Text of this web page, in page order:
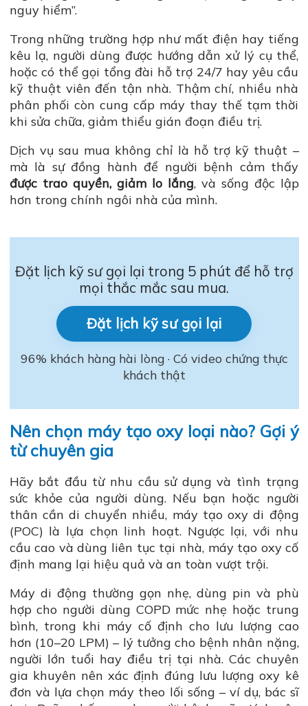
nguy hiểm”.
Trong những trường hợp như mất điện hay tiếng
kêu lạ, người dùng được hướng dẫn xử lý cụ thể,
hoặc có thể gọi tổng đài hỗ trợ 24/7 hay yêu cầu
kỹ thuật viên đến tận nhà. Thậm chí, nhiều nhà
phân phối còn cung cấp máy thay thế tạm thời
khi sửa chữa, giảm thiểu gián đoạn điều trị.
Dịch vụ sau mua không chỉ là hỗ trợ kỹ thuật –
mà là sự đồng hành để người bệnh cảm thấy
được trao quyền, giảm lo lắng, và sống độc lập
hơn trong chính ngôi nhà của mình.
Đặt lịch kỹ sư gọi lại trong 5 phút để hỗ trợ
mọi thắc mắc sau mua.
Đặt lịch kỹ sư gọi lại
96% khách hàng hài lòng · Có video chứng thực
khách thật
Nên chọn máy tạo oxy loại nào? Gợi ý
từ chuyên gia
Hãy bắt đầu từ nhu cầu sử dụng và tình trạng
sức khỏe của người dùng. Nếu bạn hoặc người
thân cần di chuyển nhiều, máy tạo oxy di động
(POC) là lựa chọn linh hoạt. Ngược lại, với nhu
cầu cao và dùng liên tục tại nhà, máy tạo oxy cố
định mang lại hiệu quả và an toàn vượt trội.
Máy di động thường gọn nhẹ, dùng pin và phù
hợp cho người dùng COPD mức nhẹ hoặc trung
bình, trong khi máy cố định cho lưu lượng cao
hơn (10–20 LPM) – lý tưởng cho bệnh nhân nặng,
người lớn tuổi hay điều trị tại nhà. Các chuyên
gia khuyên nên xác định đúng lưu lượng oxy kê
đơn và lựa chọn máy theo lối sống – ví dụ, bác sĩ